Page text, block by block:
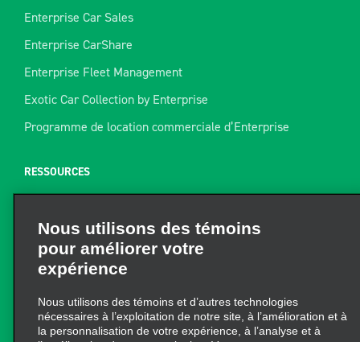
Enterprise Car Sales
Enterprise CarShare
Enterprise Fleet Management
Exotic Car Collection by Enterprise
Programme de location commerciale d’Enterprise
RESSOURCES
Plan du site
Guide de remorquage
Trouver un reçu
Nous utilisons des témoins
pour améliorer votre
expérience
Nous utilisons des témoins et d’autres technologies
nécessaires à l’exploitation de notre site, à l’amélioration et à
la personnalisation de votre expérience, à l’analyse et à